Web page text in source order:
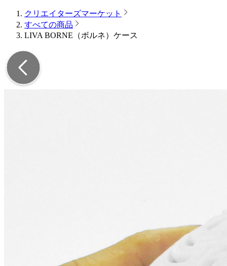
クリエイターズマーケット
すべての商品
LIVA BORNE（ボルネ）ケース